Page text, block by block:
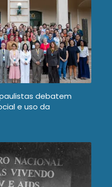
debatem
e uso da